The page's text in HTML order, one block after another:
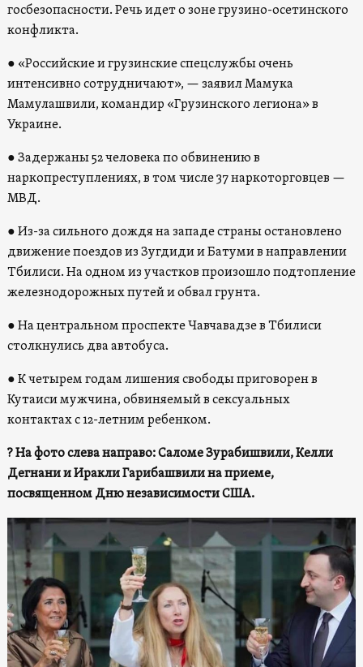
госбезопасности. Речь идет о зоне грузино-осетинского
конфликта.
● «Российские и грузинские спецслужбы очень
интенсивно сотрудничают», — заявил Мамука
Мамулашвили, командир «Грузинского легиона» в
Украине.
● Задержаны 52 человека по обвинению в
наркопреступлениях, в том числе 37 наркоторговцев —
МВД.
● Из-за сильного дождя на западе страны остановлено
движение поездов из Зугдиди и Батуми в направлении
Тбилиси. На одном из участков произошло подтопление
железнодорожных путей и обвал грунта.
● На центральном проспекте Чавчавадзе в Тбилиси
столкнулись два автобуса.
● К четырем годам лишения свободы приговорен в
Кутаиси мужчина, обвиняемый в сексуальных
контактах с 12-летним ребенком.
? На фото слева направо: Саломе Зурабишвили, Келли
Дегнани и Иракли Гарибашвили на приеме,
посвященном Дню независимости США.